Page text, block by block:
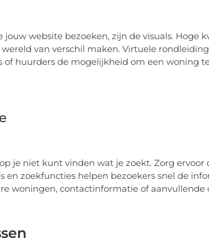
website bezoeken, zijn de visuals. Hoge
van verschil maken. Virtuele
of huurders de mogelijkheid om een woning
je niet kunt vinden wat je zoekt. Zorg ervoor
en zoekfuncties helpen bezoekers snel de
woningen, contactinformatie of aanvullende